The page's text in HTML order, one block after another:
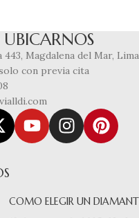
443, Magdalena del Mar,
con previa cita
COMO ELEGIR UN